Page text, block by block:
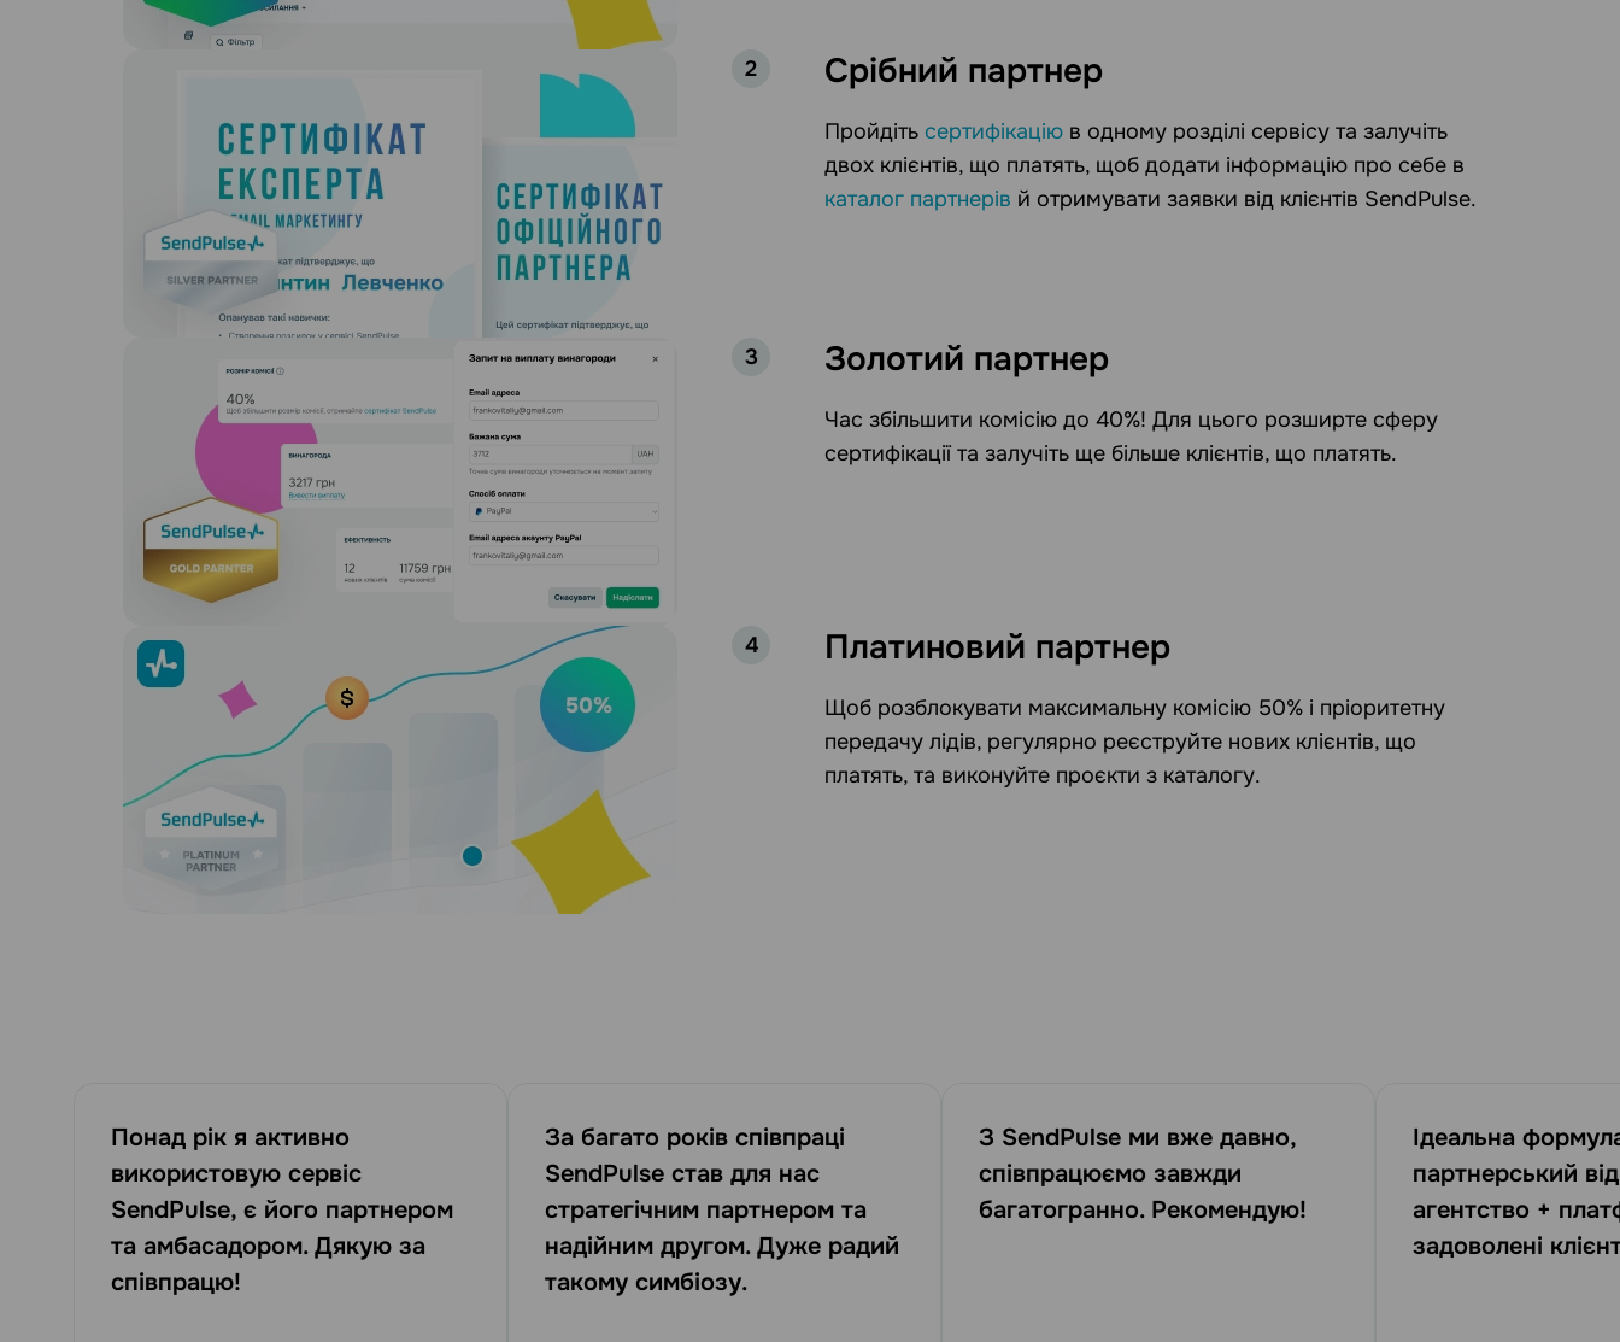
2 Срібний партнер
Пройдіть сертифікацію в одному розділі сервісу та залучіть
двох клієнтів, що платять, щоб додати інформацію про себе в
каталог партнерів й отримувати заявки від клієнтів SendPulse.
3 Золотий партнер
Час збільшити комісію до 40%! Для цього розширте сферу
сертифікації та залучіть ще більше клієнтів, що платять.
4 Платиновий партнер
Щоб розблокувати максимальну комісію 50% і пріоритетну
передачу лідів, регулярно реєструйте нових клієнтів, що
платять, та виконуйте проєкти з каталогу.
Понад рік я активно
використовую сервіс
SendPulse, є його партнером
та амбасадором. Дякую за
співпрацю!
За багато років співпраці
SendPulse став для нас
стратегічним партнером та
надійним другом. Дуже радий
такому симбіозу.
З SendPulse ми вже давно,
співпрацюємо завжди
багатогранно. Рекомендую!
Ідеальна
партнерський
агентство +
задоволені